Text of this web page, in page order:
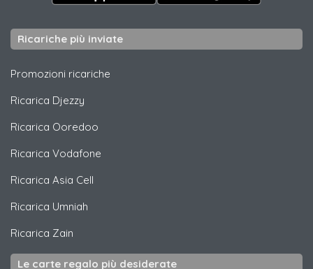
Ricariche più inviate
Promozioni ricariche
Ricarica Djezzy
Ricarica Ooredoo
Ricarica Vodafone
Ricarica Asia Cell
Ricarica Umniah
Ricarica Zain
Le carte regalo più desiderate